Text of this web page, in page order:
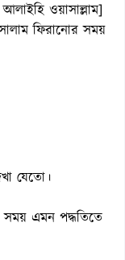
ওয়াসাল্লাম]
ফিরানোর সময়
যেতো।
সময় এমন পদ্ধতিতে